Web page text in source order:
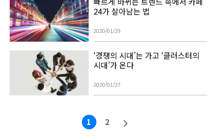
24가 살아남는 법
2020/01/29
‘경쟁의 시대’는 가고 ‘클러스터의
시대’가 온다
2020/01/27
1 2